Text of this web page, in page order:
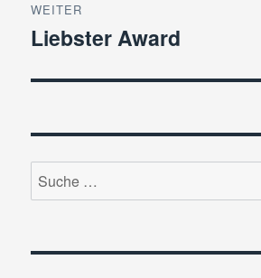
WEITER
Nächster
Liebster Award
Suche
nach: